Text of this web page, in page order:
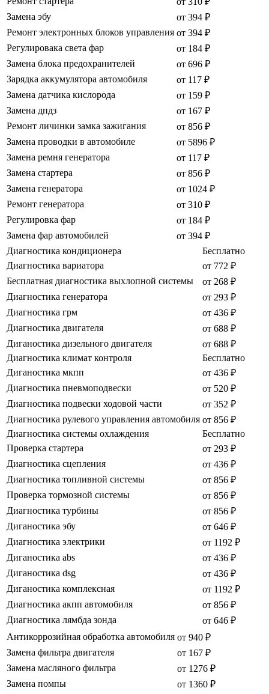
Замена эбу
от 394 ₽
Ремонт электронных блоков управления от 394 ₽
Регулировака света фар
от 184 ₽
Замена блока предохранителей
от 696 ₽
Зарядка аккумулятора автомобиля
от 117 ₽
Замена датчика кислорода
от 159 ₽
Замена дпдз
от 167 ₽
Ремонт личинки замка зажигания
от 856 ₽
Замена проводки в автомобиле
от 5896 ₽
Замена ремня генератора
от 117 ₽
Замена стартера
от 856 ₽
Замена генератора
от 1024 ₽
Ремонт генератора
от 310 ₽
Регулировка фар
от 184 ₽
Замена фар автомобилей
от 394 ₽
Диагностика кондиционера
Бесплатно
Диагностика вариатора
от 772 ₽
Бесплатная диагностика выхлопной системы
от 268 ₽
Диагностика генератора
от 293 ₽
Диагностика грм
от 436 ₽
Диагностика двигателя
от 688 ₽
Диганостика дизельного двигателя
от 688 ₽
Диагностика климат контроля
Бесплатно
Диганостика мкпп
от 436 ₽
Диагностика пневмоподвески
от 520 ₽
Диагностика подвески ходовой части
от 352 ₽
Диагностика рулевого управления автомобиля от 856 ₽
Диагностика системы охлаждения
Бесплатно
Проверка стартера
от 293 ₽
Диагностика сцепления
от 436 ₽
Диагностика топливной системы
от 856 ₽
Проверка тормозной системы
от 856 ₽
Диагностика турбины
от 856 ₽
Диганостика эбу
от 646 ₽
Диагностика электрики
от 1192 ₽
Диганостика abs
от 436 ₽
Диганостика dsg
от 436 ₽
Диганостика комплексная
от 1192 ₽
Диагностика акпп автомобиля
от 856 ₽
Диагностика лямбда зонда
от 646 ₽
Антикоррозийная обработка автомобиля от 940 ₽
Замена фильтра двигателя
от 167 ₽
Замена масляного фильтра
от 1276 ₽
Замена помпы
от 1360 ₽